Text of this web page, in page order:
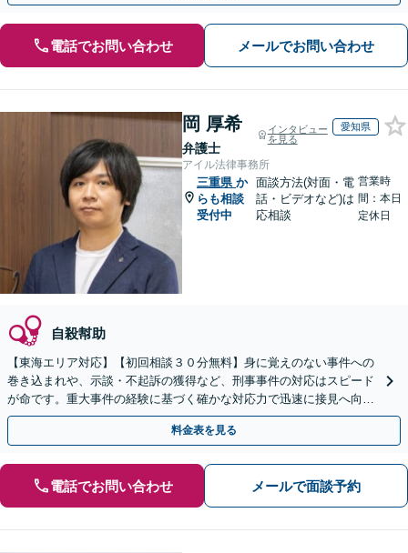
電話でお問い合わせ メールでお問い合わせ
岡 厚希
弁護士
インタビュー
を見る
愛知県
アイル法律事務所
三重県 か
らも相談
受付中
面談方法(対面・電
話・ビデオなど)は
応相談
営業時
間：本日
定休日
自殺幇助
【東海エリア対応】【初回相談３０分無料】身に覚えのない事件への
巻き込まれや、示談・不起訴の獲得など、刑事事件の対応はスピード
が命です。重大事件の経験に基づく確かな対応力で迅速に接見へ向か
います。ご家族からのご相談も可能。LINE予約可。
料金表を見る
電話でお問い合わせ メールで面談予約